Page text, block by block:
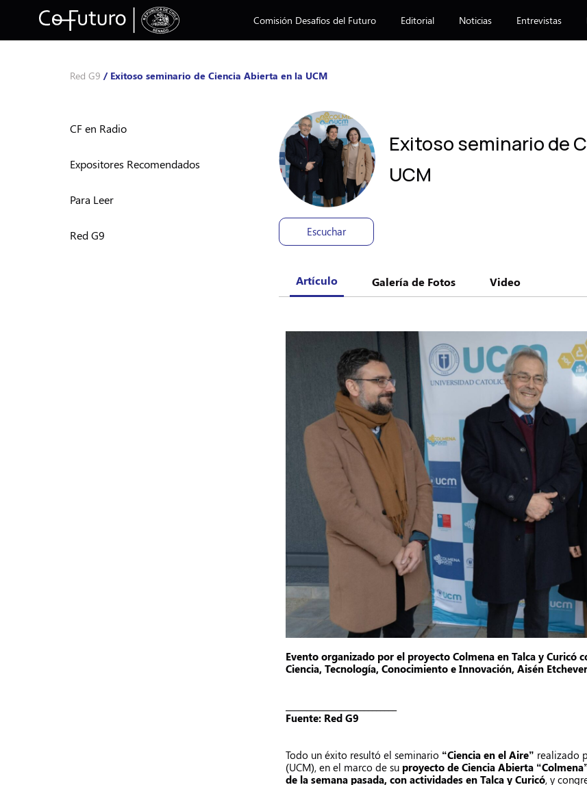
Comisión Desafíos del Futuro Editorial Noticias Entrevistas
Red G9 / Exitoso seminario de Ciencia Abierta en la UCM
CF en Radio
Expositores Recomendados
Para Leer
Red G9
Exitoso seminario de
UCM
Escuchar
Artículo Galería de Fotos Video
Evento organizado por el proyecto Colmena en Talca y
Ciencia, Tecnología, Conocimiento e Innovación, Aisén
Fuente: Red G9
Todo un éxito resultó el seminario “Ciencia en el Aire” realizado
(UCM), en el marco de su proyecto de Ciencia Abierta
de la semana pasada, con actividades en Talca y Curicó, y